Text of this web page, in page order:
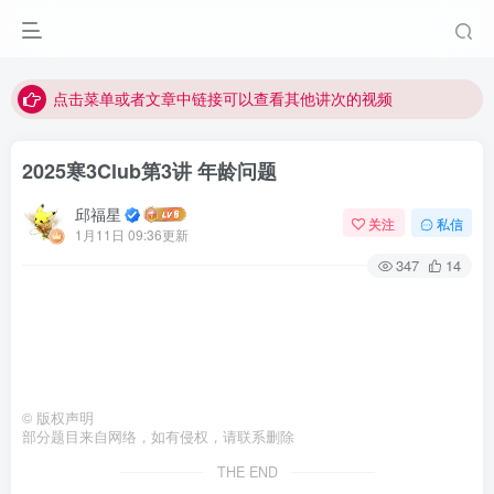
点击菜单或者文章中链接可以查看其他讲次的视频
视频无法观看的微信发消息给邱老师重置即可
2025寒3Club第3讲 年龄问题
邱福星
1月11日 09:36更新
关注 私信
347 14
© 版权声明
部分题目来自网络，如有侵权，请联系删除
THE END